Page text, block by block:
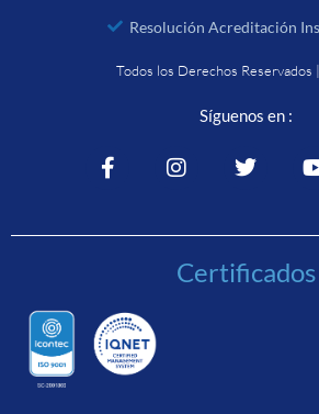
Resolución Acreditación
Todos los Derechos
Síguenos en :
Certificados